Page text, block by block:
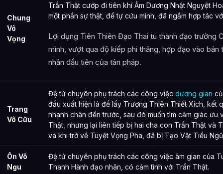
Chung
Vô
Vọng
Trần Thật cướp đi tiên khí Âm Dương Nhật Nguyệt
một phần sự thật, để tự cứu mình, đã ngầm hợp tác
Lợi dụng Tiên Thiên Đạo Thai tu thành đạo trường
mình, vượt qua độ kiếp phi thăng, hợp đạo vào bản
nhân đầu tiên của tân pháp.
Trang
Vô Cữu
Đệ tử chuyên phụ trách các công việc dương gian
đầu xuất hiện là để lấy Trượng Thiên Thiết Xích, kết
nhanh chân đến trước, sau đó muốn tìm cảm giác ưu
Thật, nhưng lại liên tiếp bị hai cha con Trần Thật và
và khi trở về Tuyệt Vọng Pha, đã bị Tạo Vật Tiểu
Ôn Vô
Ngu
Đệ tử chuyên phụ trách các công việc âm gian của
Thanh Hành đạo nhân, có cảm tình với Trần Thật.